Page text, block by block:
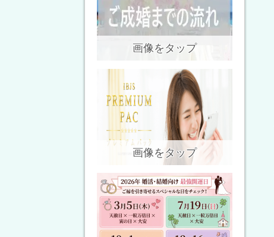
画像をタップ
画像をタップ